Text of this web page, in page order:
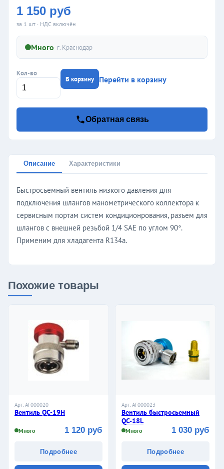
1 150 руб
за 1 шт · НДС включён
Много· г. Краснодар
Кол-во
В корзину Перейти в корзину
Обратная связь
Описание Характеристики
Быстросъемный вентиль низкого давления для
подключения шлангов манометрического коллектора к
сервисным портам систем кондиционрования, разъем для
шлангов с внешней резьбой 1/4 SAE по углом 90°.
Применим для хладагента R134a.
Похожие товары
Арт: АГ000020
Вентиль QC-19H
Много 1 120 руб
Подробнее
Арт: АГ000023
Вентиль быстросьемный
QC-18L
Много 1 030 руб
Подробнее